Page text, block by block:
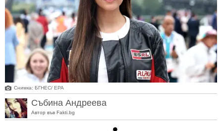
Снимка: БГНЕС/ EPA
Събина Андреева
Автор във Fakti.bg